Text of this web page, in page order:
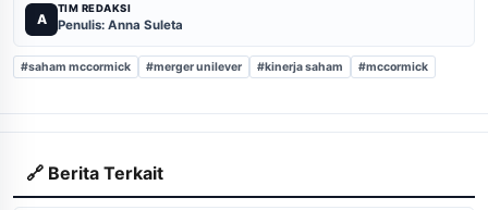
A
TIM REDAKSI
Penulis: Anna Suleta
#saham mccormick #merger unilever #kinerja saham #mccormick
🔗 Berita Terkait